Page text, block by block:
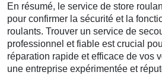
En résumé, le service de store
pour confirmer la sécurité et la
roulants. Trouver un service de
professionnel et fiable est crucial
réparation rapide et efficace de vos
une entreprise expérimentée et